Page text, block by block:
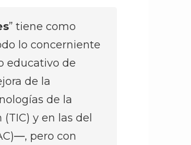
” tiene como
lo concerniente
educativo de
de la
de la
y en las del
pero con